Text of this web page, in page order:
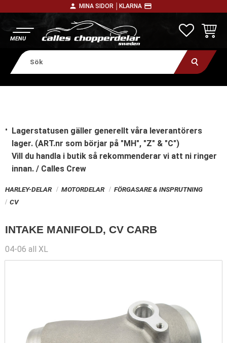
person MINA SIDOR │ KLARNA payment
Lagerstatusen gäller generellt våra leverantörers
lager. (ART.nr som börjar på "MH", "Z" & "C")
Vill du handla i butik så rekommenderar vi att ni ringer
innan. / Calles Crew
HARLEY-DELAR MOTORDELAR
FÖRGASARE & INSPRUTNING
CV
INTAKE MANIFOLD, CV CARB
04-06 all XL